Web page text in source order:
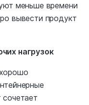
меньше времени
вывести продукт
нагрузок